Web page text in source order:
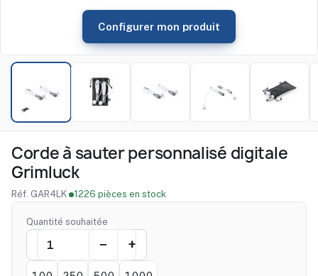
Configurer mon produit
Corde à sauter personnalisé digitale
Grimluck
Réf. GAR4LK· 1226 pièces en stock
Quantité souhaitée